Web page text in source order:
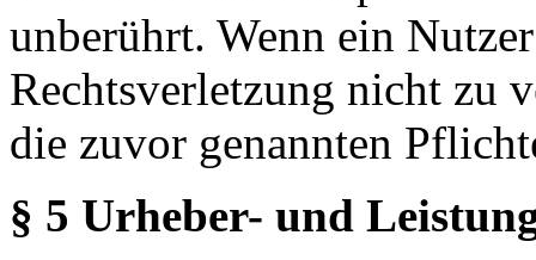
unberührt. Wenn ein
Rechtsverletzung nicht zu
die zuvor genannten
§ 5 Urheber- und